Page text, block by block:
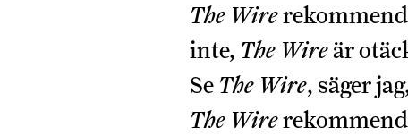
The Wire
inte, The Wireär
Se The Wire, säger
The Wire